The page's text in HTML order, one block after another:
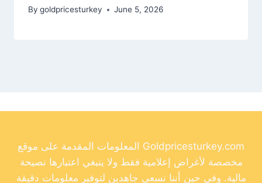
By goldpricesturkey June 5, 2026
المعلومات المقدمة على موقع Goldpricesturkey.com
مخصصة لأغراض إعلامية فقط ولا ينبغي اعتبارها نصيحة
مالية. وفي حين أننا نسعى جاهدين لتوفير معلومات دقيقة